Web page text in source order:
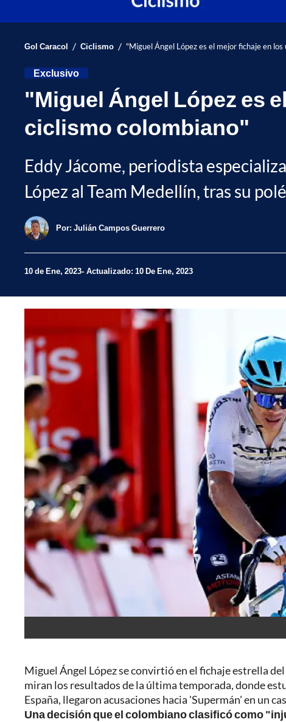
Gol Caracol / Ciclismo / "Miguel Ángel López es el mejor fichaje en
Exclusivo
"Miguel Ángel López es
ciclismo colombiano"
Eddy Jácome, periodista
López al Team Medellín, tras su
Por: Julián Campos Guerrero
10 de Ene, 2023 Actualizado: 10 De Ene, 2023
Miguel Ángel López se convirtió en el fichaje estrella
miran los resultados de la última temporada, donde
España, llegaron acusaciones hacia 'Supermán' en un
Una decisión que el colombiano clasificó como